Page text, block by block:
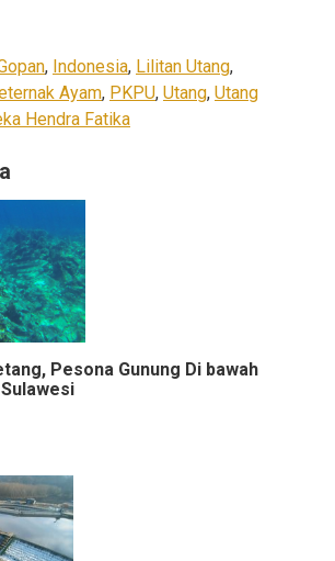
, Indonesia, Lilitan Utang,
Ayam, PKPU, Utang, Utang
Hendra Fatika
Pesona Gunung Di bawah